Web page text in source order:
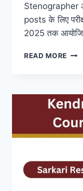
posts के लिए
2025 तक
READ MORE
PDF